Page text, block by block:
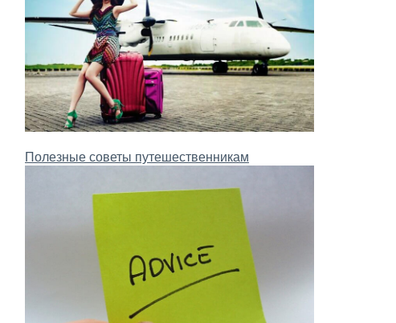
Полезные советы путешественникам